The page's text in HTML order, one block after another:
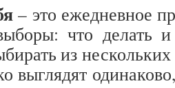
– это ежедневное
что делать
из
выглядят